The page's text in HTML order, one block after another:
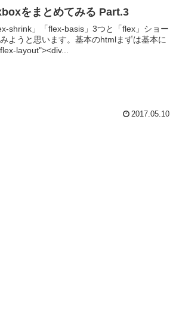
をまとめてみる Part.3
shrink」「flex-basis」3つと「flex」ショー
ようと思います。基本のhtmlまずは基本に
layout"><div...
2017.05.10